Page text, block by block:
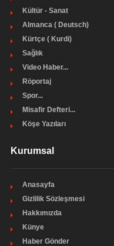
Kültür - Sanat
Almanca ( Deutsch)
Kürtçe ( Kurdi)
Sağlık
Video Haber...
Röportaj
Spor...
Misafir Defteri...
Köşe Yazıları
Kurumsal
Anasayfa
Gizlilik Sözleşmesi
Hakkımızda
Künye
Haber Gönder